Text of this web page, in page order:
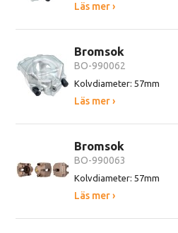
Läs mer ›
Bromsok
BO-990062
Kolvdiameter: 57mm
Läs mer ›
Bromsok
BO-990063
Kolvdiameter: 57mm
Läs mer ›